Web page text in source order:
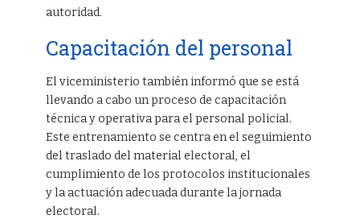
autoridad.
Capacitación del personal
El viceministerio también informó que se está
llevando a cabo un proceso de capacitación
técnica y operativa para el personal policial.
Este entrenamiento se centra en el seguimiento
del traslado del material electoral, el
cumplimiento de los protocolos institucionales
y la actuación adecuada durante la jornada
electoral.